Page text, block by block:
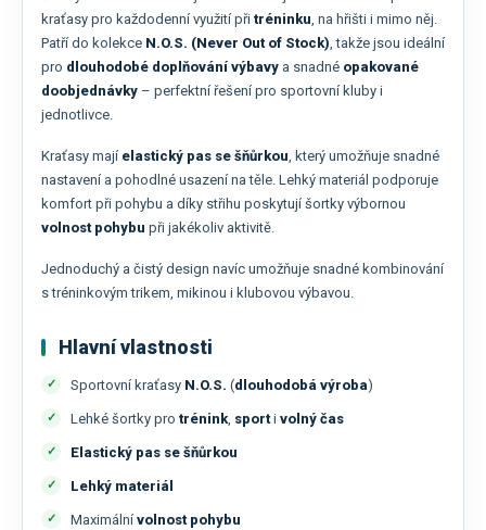
kraťasy pro každodenní využití při tréninku, na hřišti i mimo něj.
Patří do kolekce N.O.S. (Never Out of Stock), takže jsou ideální
pro dlouhodobé doplňování výbavy a snadné opakované
doobjednávky – perfektní řešení pro sportovní kluby i
jednotlivce.
Kraťasy mají elastický pas se šňůrkou, který umožňuje snadné
nastavení a pohodlné usazení na těle. Lehký materiál podporuje
komfort při pohybu a díky střihu poskytují šortky výbornou
volnost pohybu při jakékoliv aktivitě.
Jednoduchý a čistý design navíc umožňuje snadné kombinování
s tréninkovým trikem, mikinou i klubovou výbavou.
Hlavní vlastnosti
Sportovní kraťasy N.O.S. (dlouhodobá výroba)
Lehké šortky pro trénink, sporti volný čas
Elastický pas se šňůrkou
Lehký materiál
Maximální volnost pohybu